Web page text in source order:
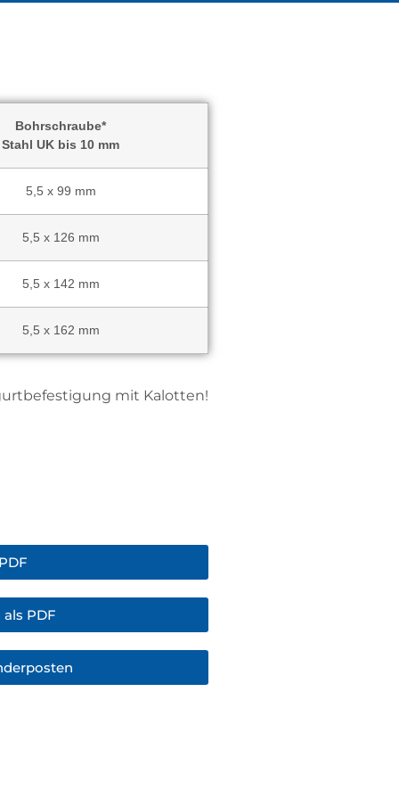
Bohrschraube*
Stahl UK bis 10 mm
5,5 x 99 mm
5,5 x 126 mm
5,5 x 142 mm
5,5 x 162 mm
mit Kalotten!
PDF